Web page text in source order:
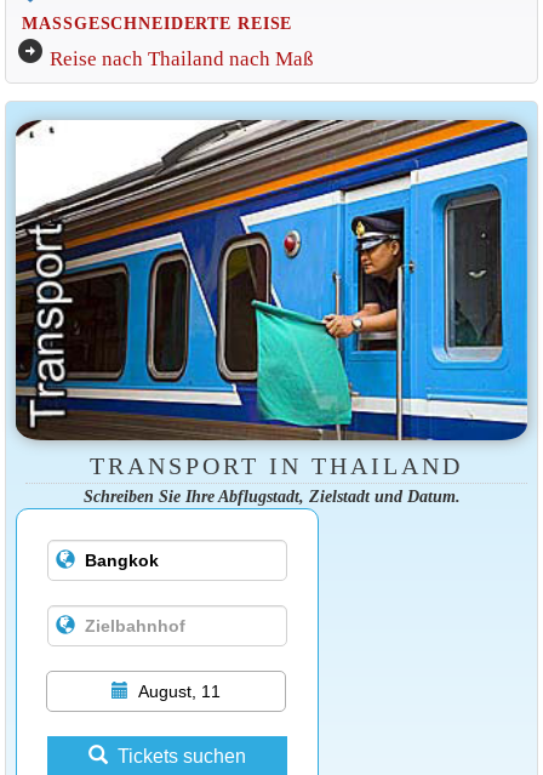
MASSGESCHNEIDERTE REISE
arrow_circle_right Reise nach Thailand nach Maß
TRANSPORT IN THAILAND
Schreiben Sie Ihre Abflugstadt, Zielstadt und Datum.
August, 11
Tickets suchen